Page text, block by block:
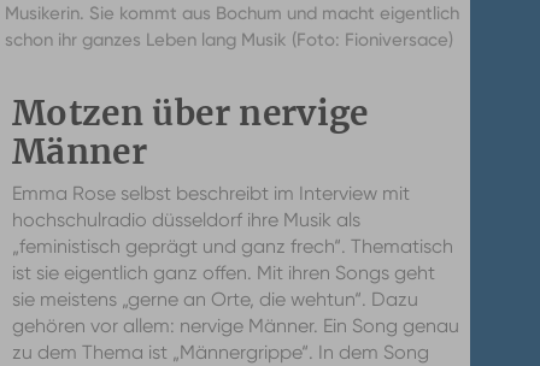
Musikerin. Sie kommt aus Bochum und macht eigentlich
schon ihr ganzes Leben lang Musik (Foto: Fioniversace)
Motzen über nervige
Männer
Emma Rose selbst beschreibt im Interview mit
hochschulradio düsseldorf ihre Musik als
„feministisch geprägt und ganz frech“. Thematisch
ist sie eigentlich ganz offen. Mit ihren Songs geht
sie meistens „gerne an Orte, die wehtun“. Dazu
gehören vor allem: nervige Männer. Ein Song genau
zu dem Thema ist „Männergrippe“. In dem Song